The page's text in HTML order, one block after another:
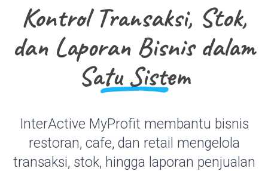
Kontrol Transaksi, Stok,
dan Laporan Bisnis dalam
Satu Sistem
InterActive MyProfit membantu bisnis
restoran, cafe, dan retail mengelola
transaksi, stok, hingga laporan penjualan